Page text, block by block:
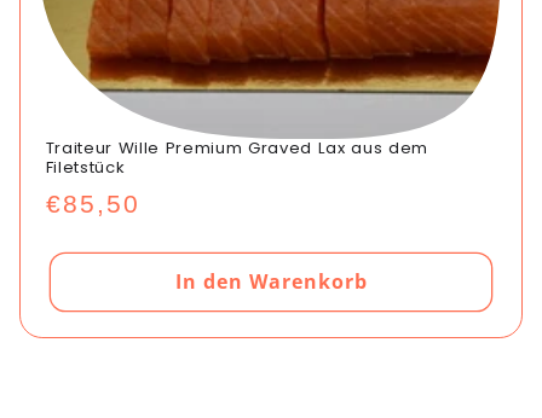
Traiteur Wille Premium Graved Lax aus dem
Filetstück
Normaler
€85,50
In den Warenkorb